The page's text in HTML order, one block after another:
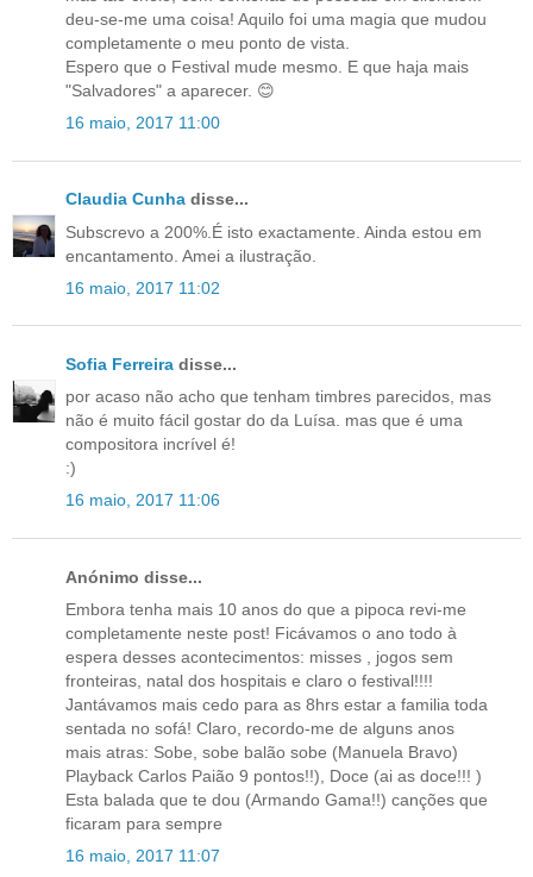
deu-se-me uma coisa! Aquilo foi uma magia que mudou
completamente o meu ponto de vista.
Espero que o Festival mude mesmo. E que haja mais
"Salvadores" a aparecer. 😊
16 maio, 2017 11:00
Claudia Cunha disse...
Subscrevo a 200%.É isto exactamente. Ainda estou em
encantamento. Amei a ilustração.
16 maio, 2017 11:02
Sofia Ferreira disse...
por acaso não acho que tenham timbres parecidos, mas
não é muito fácil gostar do da Luísa. mas que é uma
compositora incrível é!
:)
16 maio, 2017 11:06
Anónimo disse...
Embora tenha mais 10 anos do que a pipoca revi-me
completamente neste post! Ficávamos o ano todo à
espera desses acontecimentos: misses , jogos sem
fronteiras, natal dos hospitais e claro o festival!!!!
Jantávamos mais cedo para as 8hrs estar a familia toda
sentada no sofá! Claro, recordo-me de alguns anos
mais atras: Sobe, sobe balão sobe (Manuela Bravo)
Playback Carlos Paião 9 pontos!!), Doce (ai as doce!!! )
Esta balada que te dou (Armando Gama!!) canções que
ficaram para sempre
16 maio, 2017 11:07